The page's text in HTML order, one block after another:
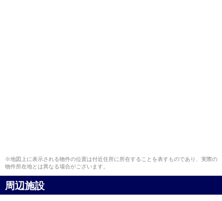
※地図上に表示される物件の位置は付近住所に所在することを表すものであり、実際の
物件所在地とは異なる場合がございます。
周辺施設